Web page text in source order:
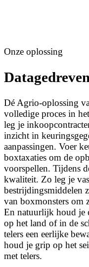
Onze oplossing
Dé Agrio-oplossing
volledige proces in
leg je
inzicht in
aanpassingen. Voer
boxtaxaties om de
voorspellen. Tijdens
kwaliteit. Zo leg je
bestrijdingsmiddelen
van boxmonsters om
En natuurlijk houd je
op het land of in de
telers een eerlijke
houd je grip op het
met telers.